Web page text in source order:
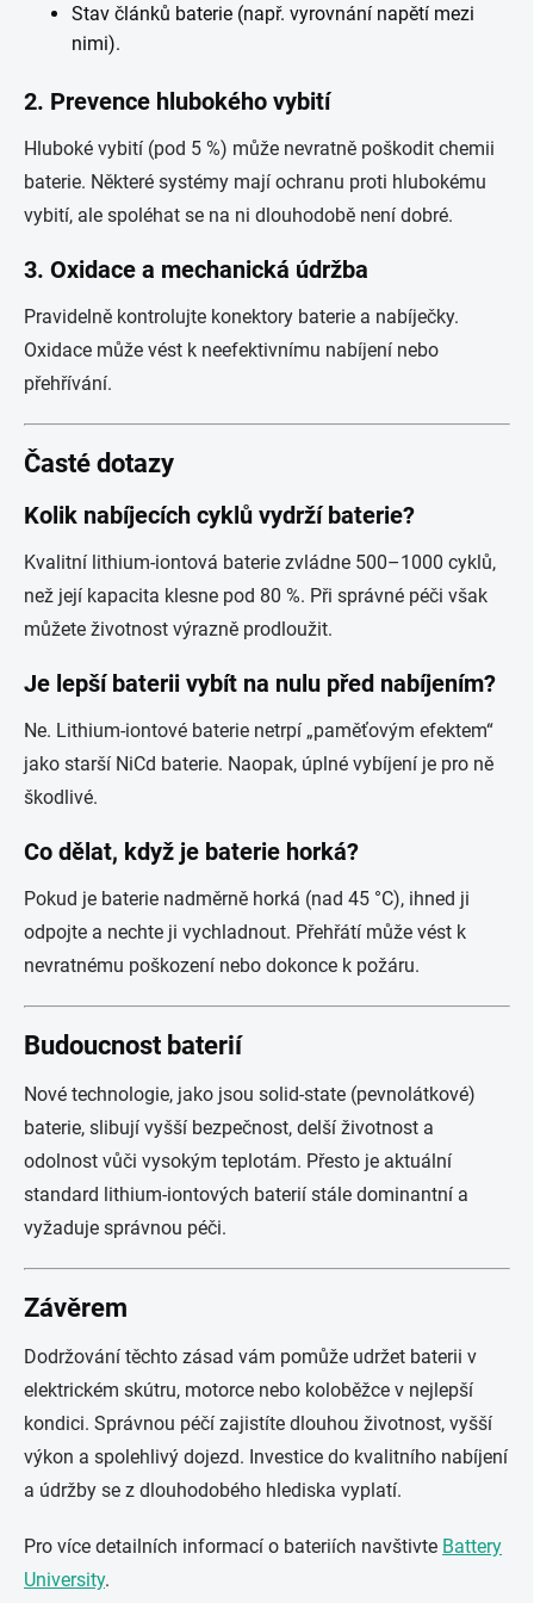
Stav článků baterie (např. vyrovnání napětí mezi
nimi).
2. Prevence hlubokého vybití
Hluboké vybití (pod 5 %) může nevratně poškodit chemii
baterie. Některé systémy mají ochranu proti hlubokému
vybití, ale spoléhat se na ni dlouhodobě není dobré.
3. Oxidace a mechanická údržba
Pravidelně kontrolujte konektory baterie a nabíječky.
Oxidace může vést k neefektivnímu nabíjení nebo
přehřívání.
Časté dotazy
Kolik nabíjecích cyklů vydrží baterie?
Kvalitní lithium-iontová baterie zvládne 500–1000 cyklů,
než její kapacita klesne pod 80 %. Při správné péči však
můžete životnost výrazně prodloužit.
Je lepší baterii vybít na nulu před nabíjením?
Ne. Lithium-iontové baterie netrpí „paměťovým efektem“
jako starší NiCd baterie. Naopak, úplné vybíjení je pro ně
škodlivé.
Co dělat, když je baterie horká?
Pokud je baterie nadměrně horká (nad 45 °C), ihned ji
odpojte a nechte ji vychladnout. Přehřátí může vést k
nevratnému poškození nebo dokonce k požáru.
Budoucnost baterií
Nové technologie, jako jsou solid-state (pevnolátkové)
baterie, slibují vyšší bezpečnost, delší životnost a
odolnost vůči vysokým teplotám. Přesto je aktuální
standard lithium-iontových baterií stále dominantní a
vyžaduje správnou péči.
Závěrem
Dodržování těchto zásad vám pomůže udržet baterii v
elektrickém skútru, motorce nebo koloběžce v nejlepší
kondici. Správnou péčí zajistíte dlouhou životnost, vyšší
výkon a spolehlivý dojezd. Investice do kvalitního nabíjení
a údržby se z dlouhodobého hlediska vyplatí.
Pro více detailních informací o bateriích navštivte Battery
University.